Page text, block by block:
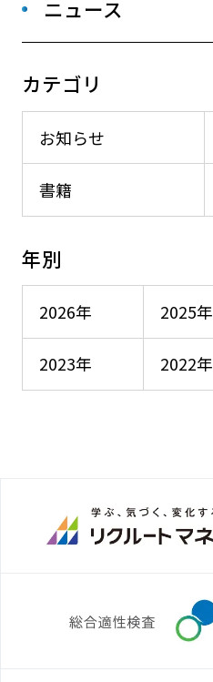
ニュース
カテゴリ
お知らせ
書籍
年別
2026年 2025年
2023年 2022年